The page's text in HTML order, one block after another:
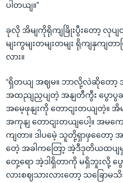
ပါတယျ။”
ခုလို အိမျကိုရိုကျခြိုးပွီးတော့ လု
မျးကွမျးတမျးတမျး ရိုကျနှကျ
လား။
“ရှိတယျ အဈမ။ ဘာလို့လဲဆိုတော့ အ
အထညျညှပျတဲ့ အနျတီကွီး ပွော
အမေ့ဖုနျးကို တောငျးတယျတဲ့။ အိ
အကုနျ တောငျးတယျပေါ့။ အမ
ကျတာ။ ဒါပမေဲ့ သူတို့ရှာဖှတေေ
တေဲ့ အခါကတြော့ အဲ့ဒီဒုတိယထပျ
တှေ့ရော အဲ့ဒါရှိတာကို မရှိဘူးလို့ ပွေ
လားစဈသားလားတော့ သခြော